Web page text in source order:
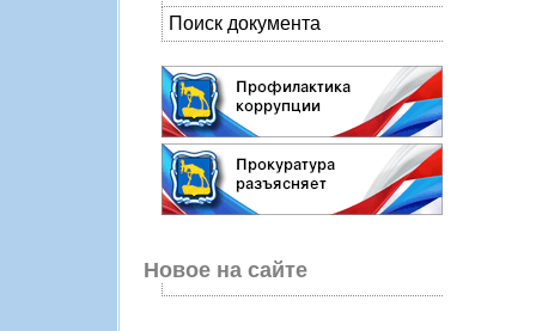
Поиск документа
Новое на сайте